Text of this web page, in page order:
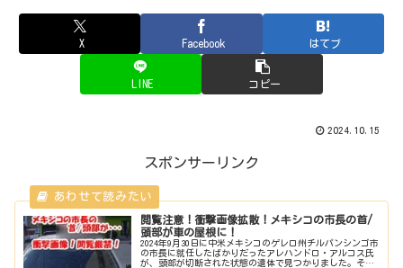
X Facebook はてブ
LINE コピー
2024.10.15
スポンサーリンク
閲覧注意！衝撃画像拡散！メキシコの市長の首/
頭部が車の屋根に！
2024年9月30日に中米メキシコのゲレロ州チルパンシンゴ市
の市長に就任したばかりだったアレハンドロ・アルコス氏
が、頭部が切断された状態の遺体で見つかりました。そし